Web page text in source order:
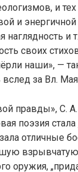
и
и энергичной
наглядность и
своих
наши», —
вслед за Вл.
правды», С.
поэзия стала
отличные
оружия,